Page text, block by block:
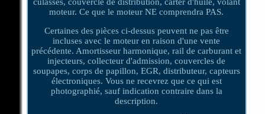
moteur. Ce que le moteur NE comprendra PAS.
Certaines des pièces ci-dessus peuvent ne pas être
incluses avec le moteur en raison d'une vente
précédente. Amortisseur harmonique, rail de carburant et
injecteurs, collecteur d'admission, couvercles de
soupapes, corps de papillon, EGR, distributeur, capteurs
électroniques. Vous ne recevrez que ce qui est
photographié, sauf indication contraire dans la
description.